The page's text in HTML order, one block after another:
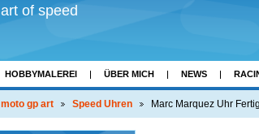
art of speed
HOBBYMALEREI ÜBER MICH NEWS
moto gp art Speed Uhren Marc Marquez Uhr